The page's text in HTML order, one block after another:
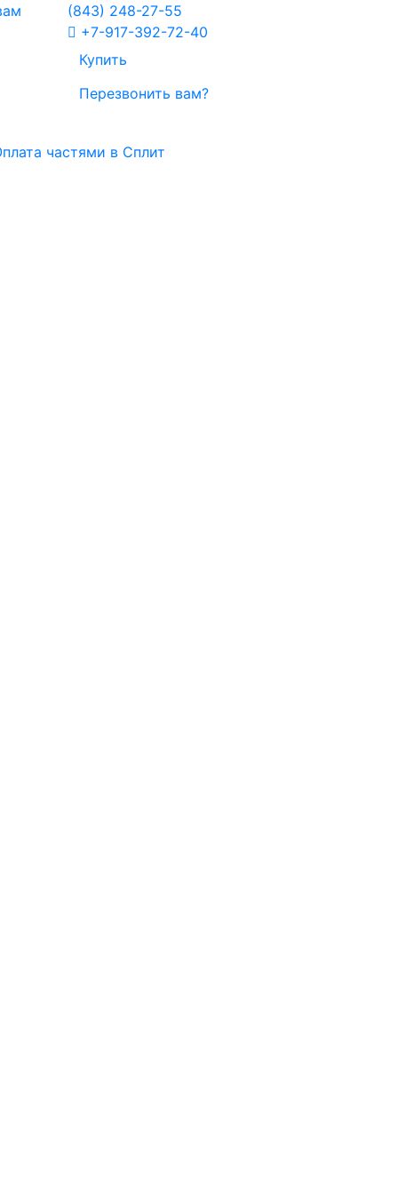
(843) 248-27-55
+7-917-392-72-40
Купить
Перезвонить вам?
частями в Сплит